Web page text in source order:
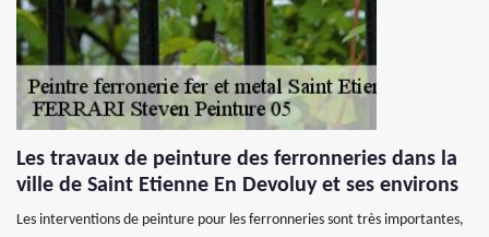
Les travaux de peinture des ferronneries dans la
ville de Saint Etienne En Devoluy et ses environs
Les interventions de peinture pour les ferronneries sont très importantes,